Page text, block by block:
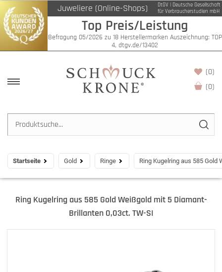
Juweliere (Online-Shops)
DtGV | Deutsche Gesellschaft
für Verbraucherstudien mbH
Top Preis/Leistung
Befragung 05/2026 zu 18 Herstellermarken Auszeichnung: TOP
4, dtgv.de/13402
(0)
(0)
Startseite Gold Ringe Ring Kugelring aus 585
Ring Kugelring aus 585 Gold Weißgold mit 5 Diamant-
Brillanten 0,03ct. TW-SI